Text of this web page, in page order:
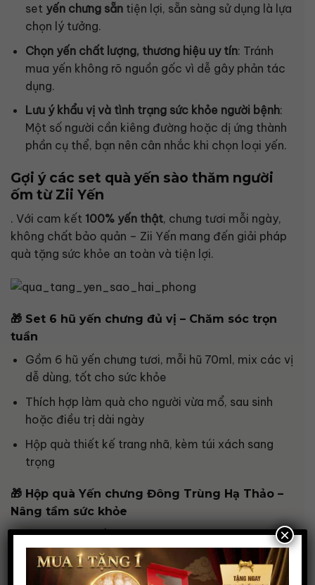
set yến chưng sẵntiện lợi, sẵn sàng sử dụng là lựa
chọn lý tưởng.
Chọn yến chất lượng, thương hiệu uy tín: Tránh
mua yến không rõ nguồn gốc vì dễ gây phản tác
dụng.
Lưu ý khẩu vị và tình trạng sức khỏe người bệnh:
Một số người cần kiêng đường hoặc dị ứng thành
phần cụ thể, bạn nên cân nhắc khi chọn loại yến.
Gợi ý các set quà yến sào thăm người
ốm từ Zii Yến
. Với cam kết 100% yến thật, chưng tươi mỗi ngày,
không chất bảo quản – Zii Yến mang đến giải pháp
quà tặng sức khỏe an toàn và tiện lợi.
🎁 Set 6 hũ yến chưng đủ vị – Chăm sóc trọn
tuần
Gồm 6 hũ yến chưng tươi, mỗi hũ 70ml, mix các vị
dễ dùng, tốt cho sức khỏe
Thích hợp làm quà cho người vừa mổ, sau sinh
hoặc điều trị dài ngày
Hộp quà thiết kế trang nhã, kèm túi xách sang
trọng
🎁 Hộp quà Yến chưng Đông Trùng Hạ Thảo –
Nâng tầm sức khỏe
Tăng cường đề kháng, cải thiện chức năng hô
hấp, hồi phục sinh lực
Kết hợp
giữa yến sàovớiĐông trùng Hạ thảo sấy
×